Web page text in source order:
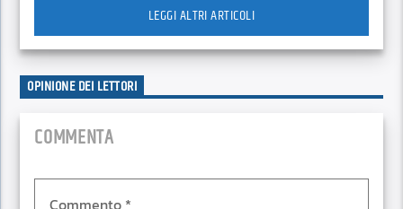
LEGGI ALTRI ARTICOLI
OPINIONE DEI LETTORI
COMMENTA